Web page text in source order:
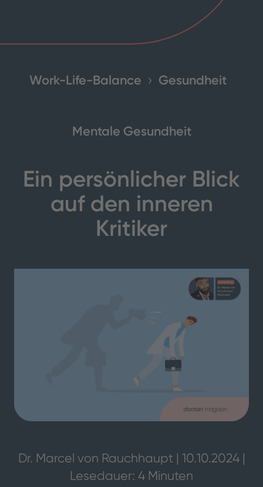
Work-Life-Balance Gesundheit
Mentale Gesundheit
Ein persönlicher Blick
auf den inneren
Kritiker
Dr. Marcel von Rauchhaupt | 10.10.2024 |
Lesedauer: 4 Minuten